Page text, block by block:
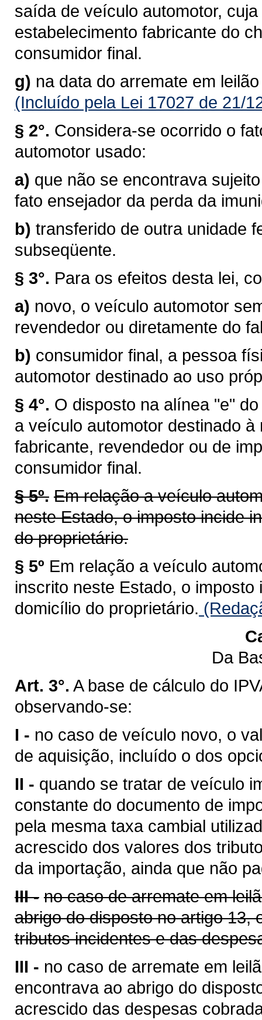
saída de veículo automotor,
estabelecimento fabricante do
consumidor final.
g) na data do arremate em
(Incluído pela Lei 17027 de 21/
§ 2°. Considera-se ocorrido o
automotor usado:
a) que não se encontrava
fato ensejador da perda da
b) transferido de outra unidade
subseqüente.
§ 3°. Para os efeitos desta lei,
a) novo, o veículo automotor
revendedor ou diretamente do
b) consumidor final, a pessoa
automotor destinado ao uso
§ 4°. O disposto na alínea "e"
a veículo automotor destinado
fabricante, revendedor ou de
consumidor final.
§ 5º. Em relação a veículo
neste Estado, o imposto incide
do proprietário.
§ 5º Em relação a veículo
inscrito neste Estado, o
domicílio do proprietário.
Da
Art. 3°. A base de cálculo do
observando-se:
I - no caso de veículo novo, o
de aquisição, incluído o dos
II - quando se tratar de veículo
constante do documento de
pela mesma taxa cambial
acrescido dos valores dos
da importação, ainda que não
III - no caso de arremate em
abrigo do disposto no artigo 13,
tributos incidentes e das
III - no caso de arremate em
encontrava ao abrigo do
acrescido das despesas